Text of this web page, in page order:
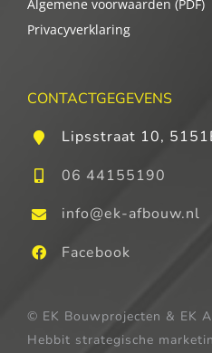
Algemene voorwaarden (PDF)
Privacyverklaring
CONTACTGEGEVENS
Lipsstraat 10,
06 44155190
info@ek-afbouw.nl
Facebook
© EK Bouwprojecten & EK
Hebbit strategische